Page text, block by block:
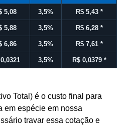
5,08 3,5% R$ 5,43 *
5,88 3,5% R$ 6,28 *
6,86 3,5% R$ 7,61 *
3,5% R$ 0,0379 *
Total) é o custo final para
em espécie em nossa
travar essa cotação e